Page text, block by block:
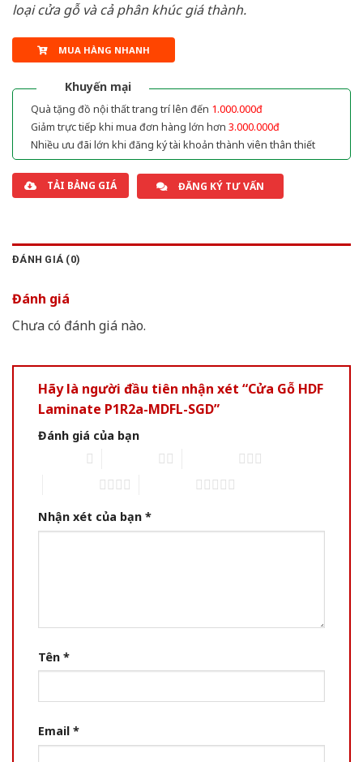
loại cửa gỗ và cả phân khúc giá thành.
MUA HÀNG NHANH
Khuyến mại
Quà tặng đồ nội thất trang trí lên đến 1.000.000đ
Giảm trực tiếp khi mua đơn hàng lớn hơn 3.000.000đ
Nhiều ưu đãi lớn khi đăng ký tài khoản thành viên thân thiết
TẢI BẢNG GIÁ ĐĂNG KÝ TƯ VẤN
ĐÁNH GIÁ (0)
Đánh giá
Chưa có đánh giá nào.
Hãy là người đầu tiên nhận xét “Cửa Gỗ HDF
Laminate P1R2a-MDFL-SGD”
Đánh giá của bạn
Nhận xét của bạn *
Tên *
Email *